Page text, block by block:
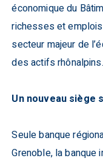
économique du
richesses et
secteur majeur de
des actifs rhônalpins.
Un nouveau siège
Seule banque
Grenoble, la banque